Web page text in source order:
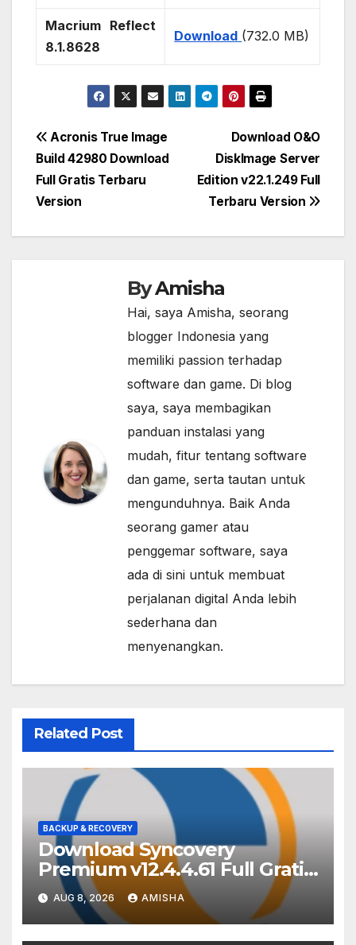
Macrium Reflect
8.1.8628
Download (732.0 MB)
Post
navigation
Download O&O
DiskImage Server
Edition v22.1.249 Full
Terbaru Version
Acronis True Image
Build 42980 Download
Full Gratis Terbaru
Version
ByAmisha
Hai, saya Amisha, seorang
blogger Indonesia yang
memiliki passion terhadap
software dan game. Di blog
saya, saya membagikan
panduan instalasi yang
mudah, fitur tentang software
dan game, serta tautan untuk
mengunduhnya. Baik Anda
seorang gamer atau
penggemar software, saya
ada di sini untuk membuat
perjalanan digital Anda lebih
sederhana dan
menyenangkan.
Related Post
BACKUP & RECOVERY
Download Syncovery
Premium v12.4.4.61 Full Gratis
Terbaru Version
AUG 8, 2026 AMISHA